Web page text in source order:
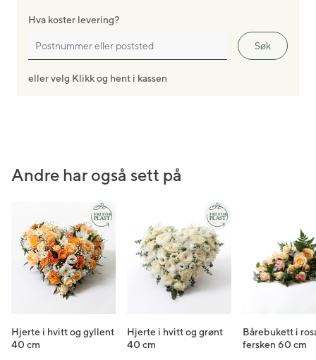
Hva koster levering?
Søk
eller velg Klikk og hent i kassen
Andre har også sett på
Hjerte i hvitt og gyllent
40 cm
Hjerte i hvitt og grønt
40 cm
Bårebukett i
fersken 60 cm